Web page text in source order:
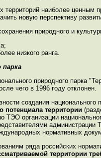
территорий наиболее ценным
новую перспективу
природного и
низкого ранга.
парка
природного парка
чего в 1996 году отклонен.
создания
потенциала территории
ТЭО организации
нормативных
ряда российских
территории